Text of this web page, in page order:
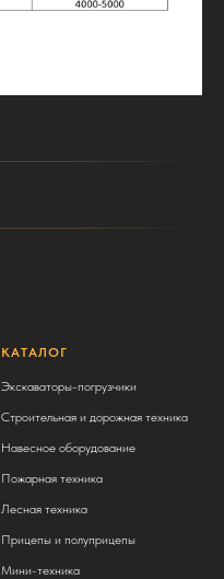
КАТАЛОГ
Экскаваторы-погрузчики
Строительная и дорожная техника
Навесное оборудование
Пожарная техника
Лесная техника
Прицепы и полуприцепы
Мини-техника